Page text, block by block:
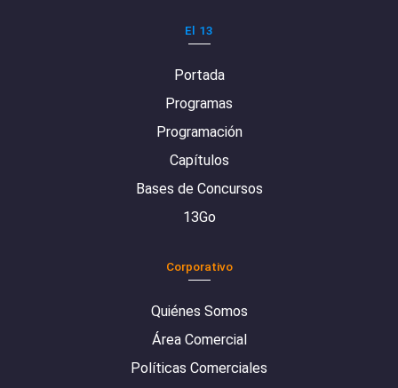
El 13
Portada
Programas
Programación
Capítulos
Bases de Concursos
13Go
Corporativo
Quiénes Somos
Área Comercial
Políticas Comerciales